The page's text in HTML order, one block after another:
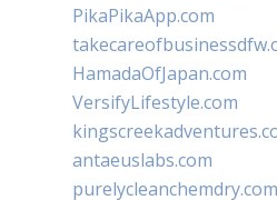
PikaPikaApp.com
HamadaOfJapan.com
VersifyLifestyle.com
antaeuslabs.com
purelycleanchemdry.com